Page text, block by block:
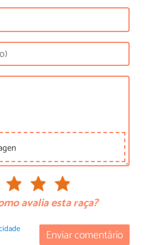
avalia esta raça?
Enviar comentário